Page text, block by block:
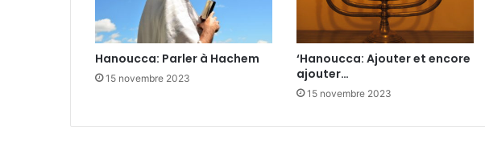
Hanoucca: Parler à Hachem
15 novembre 2023
‘Hanoucca: Ajouter et encore
ajouter…
15 novembre 2023